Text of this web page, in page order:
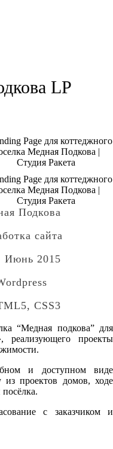
LP
Подкова
сайта
Июнь 2015
CSS3
“Медная подкова” для
реализующего проекты
и доступном виде
проектов домов, ходе
с заказчиком и